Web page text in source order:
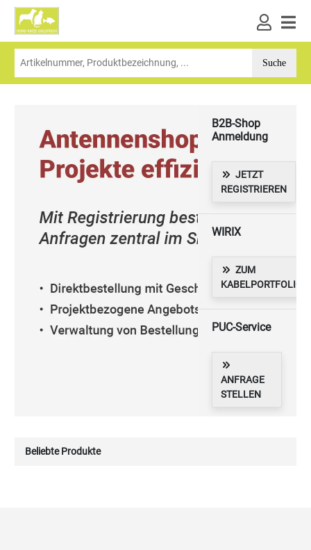
B2B-Shop
Anmeldung
JETZT
REGISTRIEREN
WIRIX
ZUM
KABELPORTFOLIO
PUC-Service
ANFRAGE
STELLEN
Beliebte Produkte